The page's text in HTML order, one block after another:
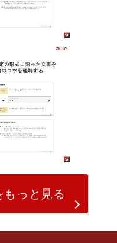
っと見る